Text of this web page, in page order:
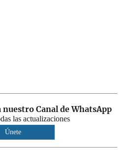
nuestro Canal de WhatsApp
las actualizaciones
Únete